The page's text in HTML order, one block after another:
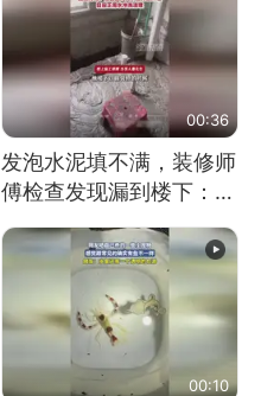
00:36
发泡水泥填不满，装修师
傅检查发现漏到楼下：出
风口未延伸到外墙
00:10